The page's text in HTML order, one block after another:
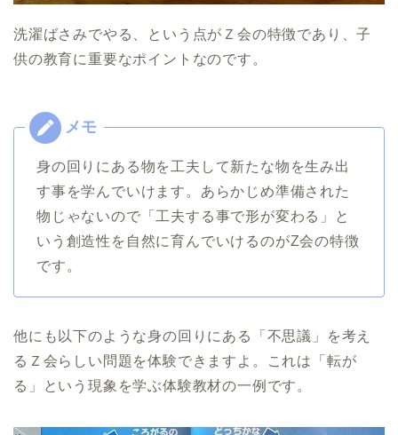
洗濯ばさみでやる、という点がＺ会の特徴であり、子
供の教育に重要なポイントなのです。
身の回りにある物を工夫して新たな物を生み出
す事を学んでいけます。あらかじめ準備された
物じゃないので「工夫する事で形が変わる」と
いう創造性を自然に育んでいけるのがZ会の特徴
です。
他にも以下のような身の回りにある「不思議」を考え
るＺ会らしい問題を体験できますよ。これは「転が
る」という現象を学ぶ体験教材の一例です。